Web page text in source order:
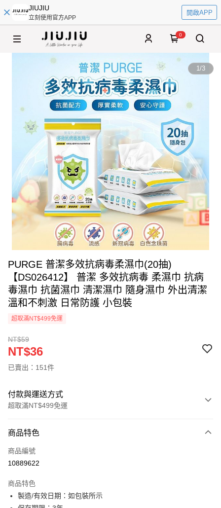
JIUJIU
立刻使用官方APP
開啟APP
0
1/3
PURGE 普潔多效抗病毒柔濕巾(20抽)
【DS026412】 普潔 多效抗病毒 柔濕巾 抗病
毒濕巾 抗菌濕巾 清潔濕巾 隨身濕巾 外出清潔
溫和不刺激 日常防護 小包裝
超取滿NT$499免運
NT$59
NT$36
已賣出：151件
付款與運送方式
超取滿NT$499免運
信用卡一次付款
超商取貨付款
Apple Pay
商品特色
商品編號
10889622
商品特色
製造/有效日期：如包裝所示